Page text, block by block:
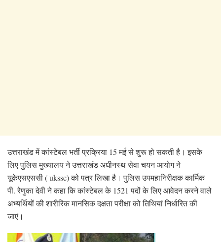
उत्तराखंड में कांस्टेबल भर्ती प्रक्रिया 15 मई से शुरू हो सकती है। इसके
लिए पुलिस मुख्यालय ने उत्तराखंड अधीनस्थ सेवा चयन आयोग ने
यूकेएसएससी ( ukssc) को पत्र लिखा है। पुलिस उपमहानिरीक्षक कार्मिक
पी. रेणुका देवी ने कहा कि कांस्टेबल के 1521 पदों के लिए आवेदन करने वाले
अभ्यर्थियों की शारीरिक मानसिक दक्षता परीक्षा को तिथियां निर्धारित की
जाएं।